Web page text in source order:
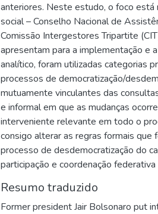
anteriores. Neste estudo, o foco
social – Conselho Nacional de
Comissão Intergestores Tripartite
apresentam para a implementação e
analítico, foram utilizadas categorias
processos de democratização/
mutuamente vinculantes das
e informal em que as mudanças
interveniente relevante em todo o
consigo alterar as regras formais que
processo de desdemocratização do
participação e coordenação
Resumo traduzido
Former president Jair Bolsonaro put